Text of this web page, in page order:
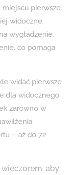
miejscu pierwsze
widoczne.
wygładzenie,
co pomaga
widać pierwsze
dla widocznego
zarówno w
– aż do 72
aby